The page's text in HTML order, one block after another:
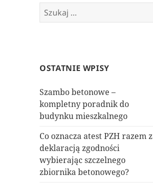
Szukaj:
OSTATNIE WPISY
Szambo betonowe –
kompletny poradnik do
budynku mieszkalnego
Co oznacza atest PZH razem z
deklaracją zgodności
wybierając szczelnego
zbiornika betonowego?